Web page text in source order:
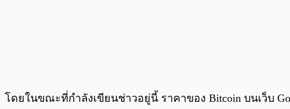
โดยในขณะที่กำลังเขียนช่าวอยู่นี้ ราคาของ Bitcoin บนเว็บ